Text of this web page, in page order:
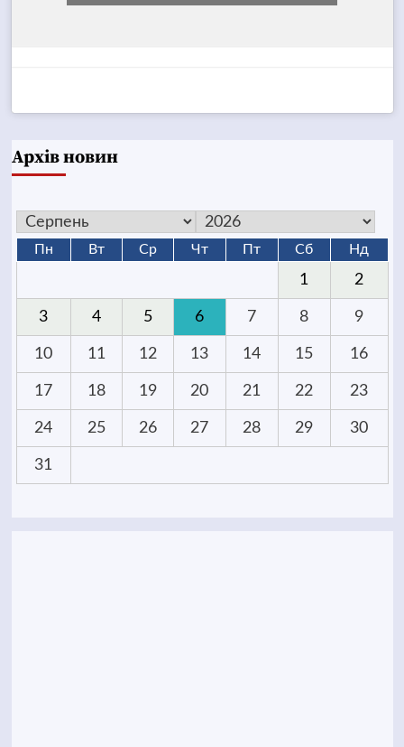
Архів новин
Пн Вт Ср Чт Пт Сб Нд
1 2
3 4 5 6 7 8 9
10 11 12 13 14 15 16
17 18 19 20 21 22 23
24 25 26 27 28 29 30
31